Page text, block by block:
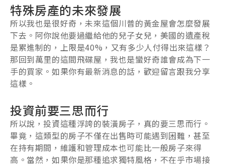
特殊房產的未來發展
所以我也是很好奇，未來這個川普的黃金屋會怎麼發展
下去。阿你說他要過繼給他的兒子女兒，美國的遺產稅
是累進制的，上限是40%，又有多少人付得出來這樣？
那回到萬里的這間飛碟屋，我也是蠻好奇誰會成為下一
手的買家。如果你有最新消息的話，歡迎留言跟我分享
這樣。
投資前要三思而行
所以說，投資這種浮誇的裝潢房子，真的要三思而行。
畢竟，這類型的房子不僅在出售時可能遇到困難，甚至
在持有期間，維護和管理成本也可能比一般房子來得
高。當然，如果你是那種追求獨特風格，不在乎市場接